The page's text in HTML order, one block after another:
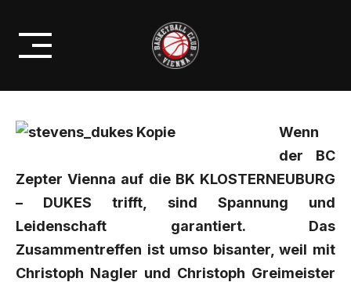
content
DOME: BC ZEPTER VIENNA VS
KLOSTERNEUBURG DUKES
Wenn
der BC
Zepter Vienna auf die BK KLOSTERNEUBURG
– DUKES trifft, sind Spannung und
Leidenschaft garantiert. Das
Zusammentreffen ist umso bisanter, weil mit
Christoph Nagler und Christoph Greimeister